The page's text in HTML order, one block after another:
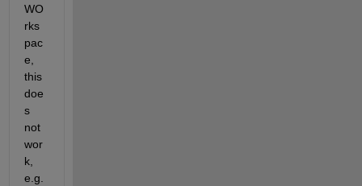
WO
rks
pac
e,
this
doe
s
not
wor
k,
e.g.